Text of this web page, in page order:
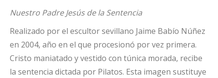
Nuestro Padre Jesús de la Sentencia
Realizado por el escultor sevillano Jaime Babío Núñez
en 2004, año en el que procesionó por vez primera.
Cristo maniatado y vestido con túnica morada, recibe
la sentencia dictada por Pilatos. Esta imagen sustituye